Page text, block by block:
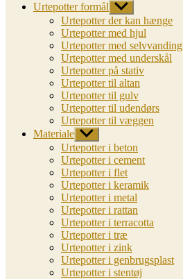
Urtepotter formål Vis
undermenu
Urtepotter der kan hænge
Urtepotter med hjul
Urtepotter med selvvanding
Urtepotter med underskål
Urtepotter på stativ
Urtepotter til altan
Urtepotter til gulv
Urtepotter til udendørs
Urtepotter til væggen
Materiale Vis
undermenu
Urtepotter i beton
Urtepotter i cement
Urtepotter i flet
Urtepotter i keramik
Urtepotter i metal
Urtepotter i rattan
Urtepotter i terracotta
Urtepotter i træ
Urtepotter i zink
Urtepotter i genbrugsplast
Urtepotter i stentøj